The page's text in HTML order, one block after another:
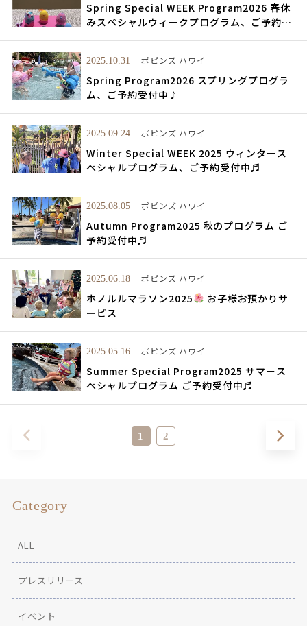
Spring Special WEEK Program2026 春休
みスペシャルウィークプログラム、ご予約受
2025.10.31 ポピンズ ハワイ
Spring Program2026 スプリングプログラ
ム、ご予約受付中♪
2025.09.24 ポピンズ ハワイ
Winter Special WEEK 2025 ウィンタース
ペシャルプログラム、ご予約受付中♬
2025.08.05 ポピンズ ハワイ
Autumn Program2025 秋のプログラム ご
予約受付中♬
2025.06.18 ポピンズ ハワイ
ホノルルマラソン2025
お子様お預かりサ
ービス
2025.05.16 ポピンズ ハワイ
Summer Special Program2025 サマース
ペシャルプログラム ご予約受付中♬
1 2
Category
ALL
プレスリリース
イベント